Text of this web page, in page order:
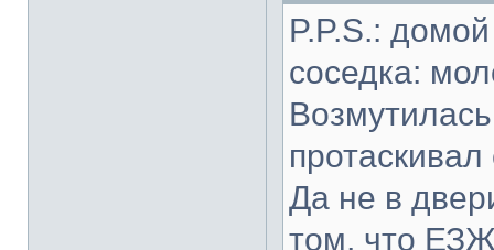
P.P.S.:
соседка:
Да не в
том, что